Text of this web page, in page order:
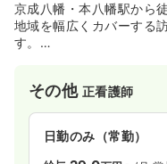
京成八幡・本八幡駅から
地域を幅広くカバーする
す。
モットーに24時間365日
病院と変わらない医療を
ン、エコー検査にも対応
い看護師の方に最適な職
その他 正看護師
日勤のみ（常勤）